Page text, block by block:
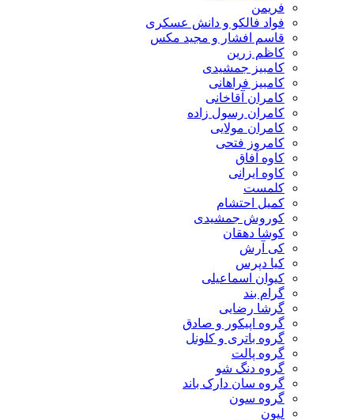
فواد فالکو و دانش عسکری
قاسم افشار و مجید مکس
کاظم زرین
کامبیز جمشیدی
کامبیز فراهانی
کامران آقاخانی
کامران رسول زاده
کامران مولایی
کامروز فتحی
کاوه آفاق
کاوه ایرانی
کلمست
کمیل احتشام
کوروش جمشیدی
کوشا دهقان
کی آرش
کیا دپرس
کیوان اسماعیلی
گرام بند
گرشا رضایی
گروه اپیکور و صادق
گروه باتری و کلونل
گروه پالت
گروه دنگ شو
گروه سان دارک باند
گروه سون